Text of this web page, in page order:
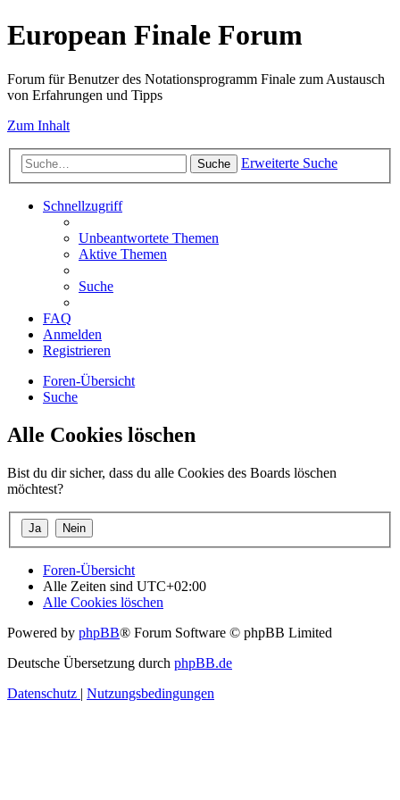
European Finale Forum
Forum für Benutzer des Notationsprogramm Finale zum Austausch
von Erfahrungen und Tipps
Zum Inhalt
Suche Erweiterte Suche
Schnellzugriff
Unbeantwortete Themen
Aktive Themen
Suche
FAQ
Anmelden
Registrieren
Foren-Übersicht
Suche
Alle Cookies löschen
Bist du dir sicher, dass du alle Cookies des Boards löschen
möchtest?
Foren-Übersicht
Alle Zeiten sind UTC+02:00
Alle Cookies löschen
Powered by phpBB® Forum Software © phpBB Limited
Deutsche Übersetzung durch phpBB.de
Datenschutz | Nutzungsbedingungen